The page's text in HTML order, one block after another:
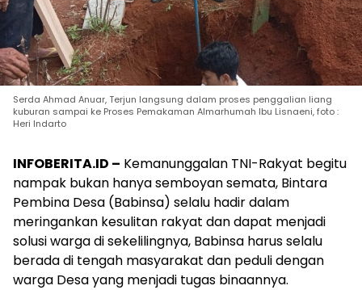
Serda Ahmad Anuar, Terjun langsung dalam proses penggalian liang
kuburan sampai ke Proses Pemakaman Almarhumah Ibu Lisnaeni, foto :
Heri Indarto
INFOBERITA.ID – Kemanunggalan TNI-Rakyat begitu
nampak bukan hanya semboyan semata, Bintara
Pembina Desa (Babinsa) selalu hadir dalam
meringankan kesulitan rakyat dan dapat menjadi
solusi warga di sekelilingnya, Babinsa harus selalu
berada di tengah masyarakat dan peduli dengan
warga Desa yang menjadi tugas binaannya.